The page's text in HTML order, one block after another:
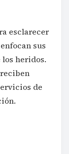
esclarecer
sus
heridos.
de